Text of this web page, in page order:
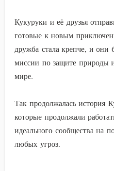
Кукуруки и её друзья
готовые к новым
дружба стала крепче, и
миссии по защите природы
мире.
Так продолжалась история
которые продолжали
идеального сообщества на
любых угроз.